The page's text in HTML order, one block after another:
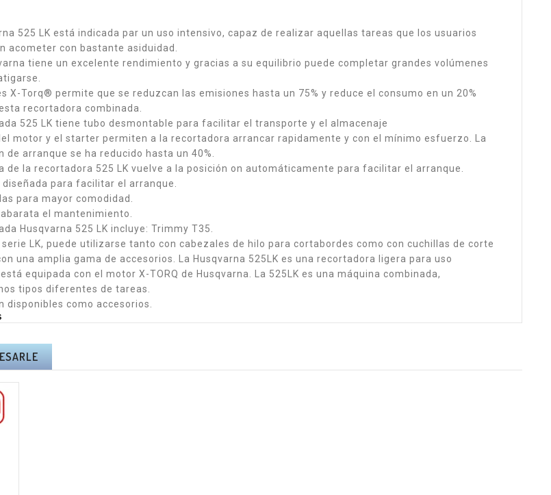
KIT ALTUNA PODA A
BATERÍA AFKIT -
I.V.A + PORTES
INCLUIDOS.
199,65 €Precio
TIJERA ELÉCTRICA
Y PORTES
525 LK está indicada par un uso intensivo, capaz de realizar aquellas tareas que los usuarios
acometer con bastante asiduidad.
tiene un excelente rendimiento y gracias a su equilibrio puede completar grandes volúmenes
X-Torq® permite que se reduzcan las emisiones hasta un 75% y reduce el consumo en un 20%
recortadora combinada.
525 LK tiene tubo desmontable para facilitar el transporte y el almacenaje
motor y el starter permiten a la recortadora arrancar rapidamente y con el mínimo esfuerzo. La
de arranque se ha reducido hasta un 40%.
de la recortadora 525 LK vuelve a la posición on automáticamente para facilitar el arranque.
para facilitar el arranque.
para mayor comodidad.
el mantenimiento.
Husqvarna 525 LK incluye: Trimmy T35.
LK, puede utilizarse tanto con cabezales de hilo para cortabordes como con cuchillas de corte
una amplia gama de accesorios. La Husqvarna 525LK es una recortadora ligera para uso
equipada con el motor X-TORQ de Husqvarna. La 525LK es una máquina combinada,
tipos diferentes de tareas.
disponibles como accesorios.